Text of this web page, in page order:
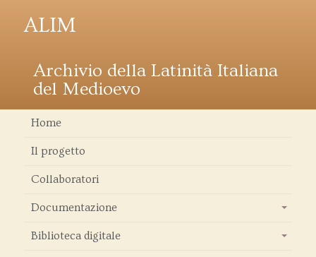
ALIM
Archivio della Latinità Italiana
del Medioevo
Home
Il progetto
Collaboratori
Documentazione
Biblioteca digitale